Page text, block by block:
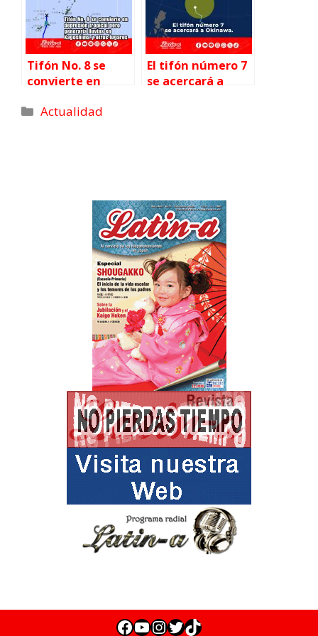
Tifón No. 8 se
convierte en
pero generaría
El tifón número 7
se acercará a
Actualidad